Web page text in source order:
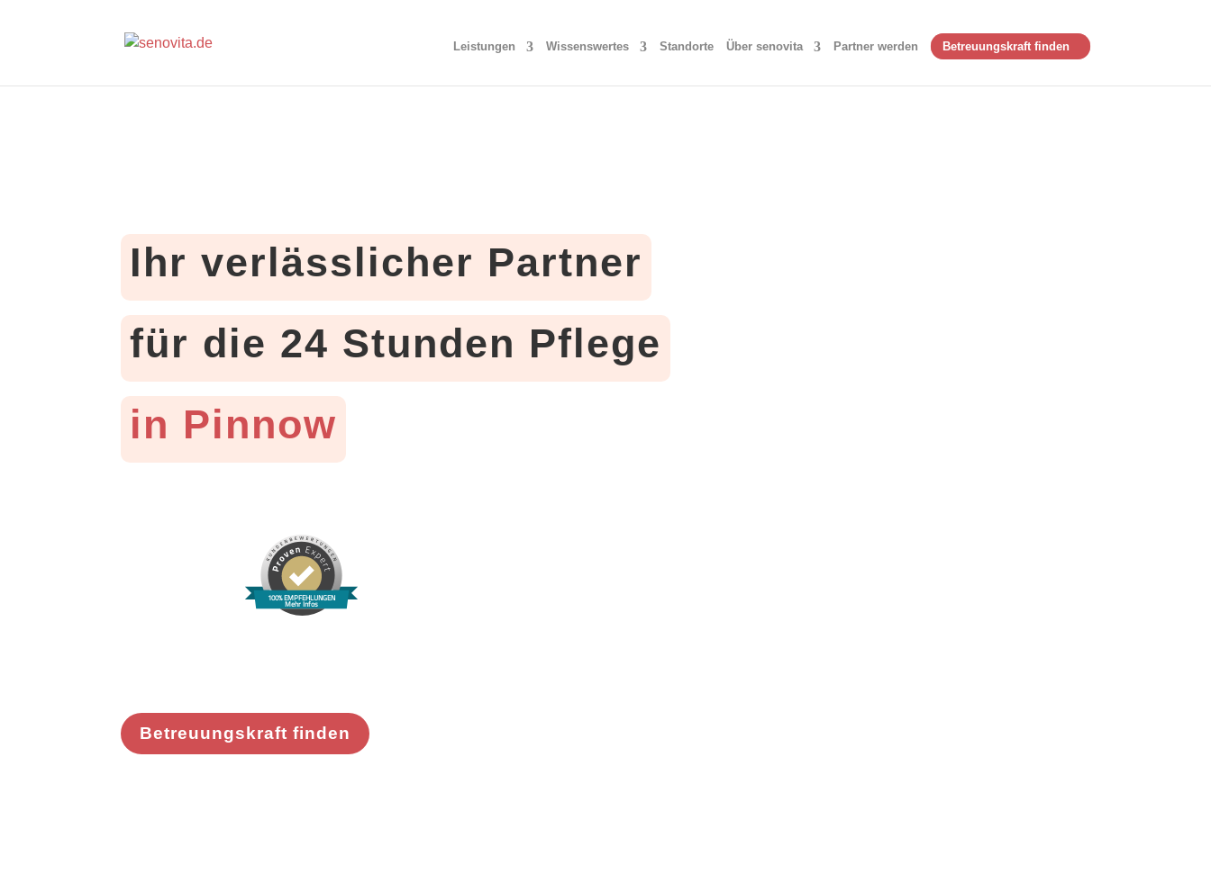
Leistungen Wissenswertes Standorte Über senovita Partner werden Betreuungskraft finden
Ihr verlässlicher Partner
für die 24 Stunden Pflege
in Pinnow
100% EMPFEHLUNGEN
Mehr Infos
Betreuungskraft finden